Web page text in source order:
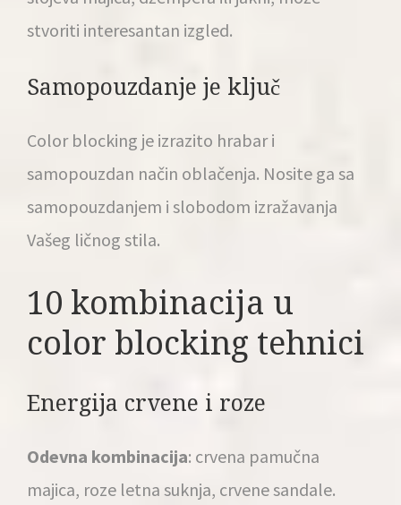
stvoriti interesantan izgled.
Samopouzdanje je ključ
Color blocking je izrazito hrabar i
samopouzdan način oblačenja. Nosite ga sa
samopouzdanjem i slobodom izražavanja
Vašeg ličnog stila.
10 kombinacija u
color blocking tehnici
Energija crvene i roze
Odevna kombinacija: crvena pamučna
majica, roze letna suknja, crvene sandale.